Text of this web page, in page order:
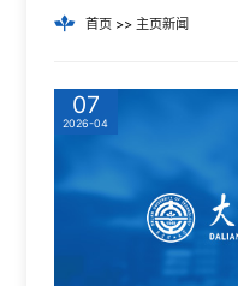
首页>> 主页新闻
07
2026-04